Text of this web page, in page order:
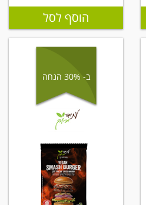
הוסף לסל
ב- 30% הנחה